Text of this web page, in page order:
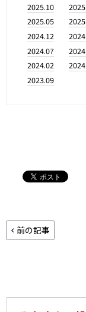
2025.10
2025.05
2024.12
2024.07
2024.02
2023.09
前の記事